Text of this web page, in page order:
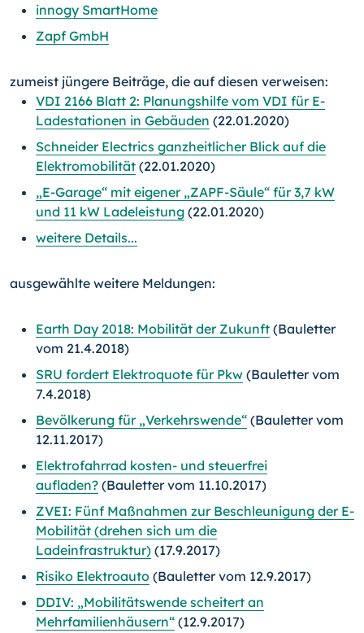
innogy SmartHome
Zapf GmbH
zumeist jüngere Beiträge, die auf diesen verweisen:
VDI 2166 Blatt 2: Planungshilfe vom VDI für E-
Ladestationen in Gebäuden (22.01.2020)
Schneider Electrics ganzheitlicher Blick auf die
Elektromobilität (22.01.2020)
„E-Garage“ mit eigener „ZAPF-Säule“ für 3,7 kW
und 11 kW Ladeleistung (22.01.2020)
weitere Details...
ausgewählte weitere Meldungen:
Earth Day 2018: Mobilität der Zukunft (Bauletter
vom 21.4.2018)
SRU fordert Elektroquote für Pkw (Bauletter vom
7.4.2018)
Bevölkerung für „Verkehrswende“ (Bauletter vom
12.11.2017)
Elektrofahrrad kosten- und steuerfrei
aufladen? (Bauletter vom 11.10.2017)
ZVEI: Fünf Maßnahmen zur Beschleunigung der E-
Mobilität (drehen sich um die
Ladeinfrastruktur) (17.9.2017)
Risiko Elektroauto (Bauletter vom 12.9.2017)
DDIV: „Mobilitätswende scheitert an
Mehrfamilienhäusern“ (12.9.2017)